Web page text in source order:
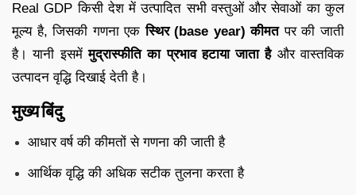
Real GDP किसी देश में उत्पादित सभी वस्तुओं और सेवाओं का कुल
मूल्य है, जिसकी गणना एकस्थिर (base year) कीमतपर की जाती
है। यानी इसमेंमुद्रास्फीति का प्रभाव हटाया जाता हैऔर वास्तविक
उत्पादन वृद्धि दिखाई देती है।
मुख्य बिंदु
आधार वर्ष की कीमतों से गणना की जाती है
आर्थिक वृद्धि की अधिक सटीक तुलना करता है